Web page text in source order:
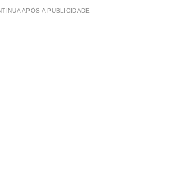
APÓS A PUBLICIDADE